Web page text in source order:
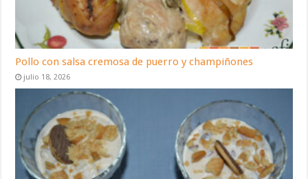
Pollo con salsa cremosa de puerro y champiñones
julio 18, 2026